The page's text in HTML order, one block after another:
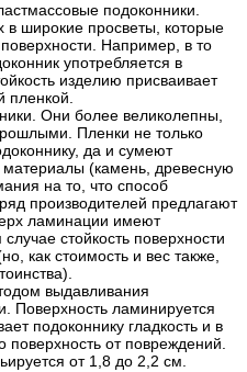
подоконники.
в широкие просветы, которые
Например, в то
употребляется в
изделию присваивает
пленкой.
Они более великолепны,
Пленки не только
да и сумеют
материалы (камень, древесную
на то, что способ
производителей предлагают
ламинации имеют
стойкость поверхности
как стоимость и вес также,
выдавливания
Поверхность ламинируется
подоконнику гладкость и в
от повреждений.
от 1,8 до 2,2 см.